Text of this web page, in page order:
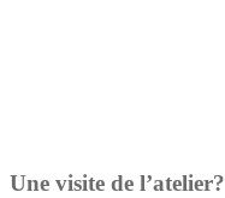
Une visite de l’atelier?